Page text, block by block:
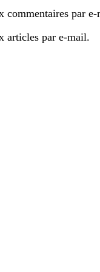
commentaires par
articles par e-mail.